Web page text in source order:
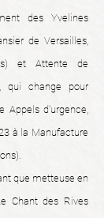
des Yvelines
de Versailles,
et Attente de
qui change pour
Appels d'urgence,
à la Manufacture
que metteuse en
Chant des Rives